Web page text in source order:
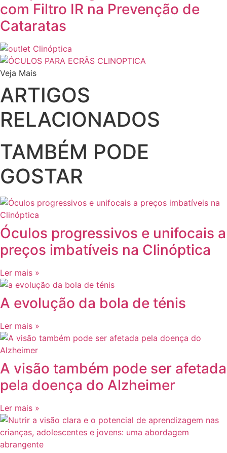
com Filtro IR na Prevenção de
Cataratas
Veja Mais
ARTIGOS
RELACIONADOS
TAMBÉM PODE
GOSTAR
Óculos progressivos e unifocais a
preços imbatíveis na Clinóptica
Ler mais »
A evolução da bola de ténis
Ler mais »
A visão também pode ser afetada
pela doença do Alzheimer
Ler mais »